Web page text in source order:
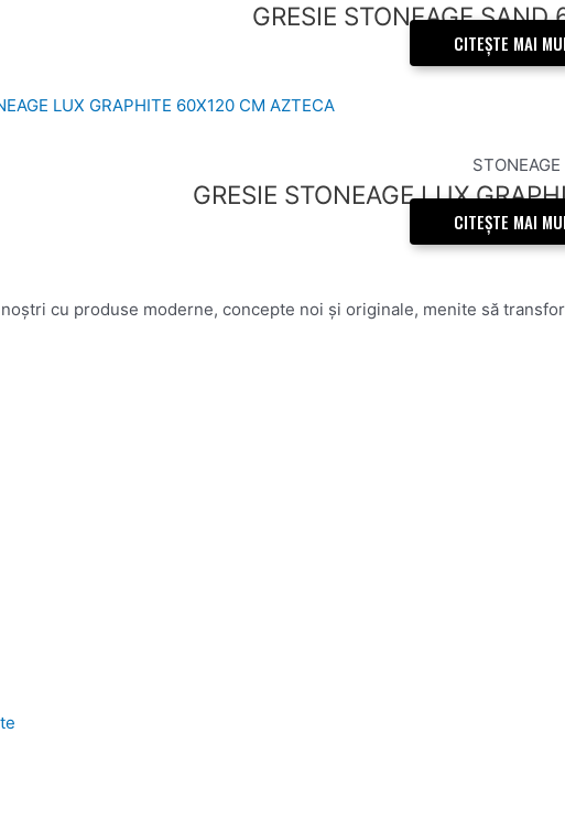
GRESIE STONEAGE
CITEȘTE MAI
STONEAGE
GRESIE STONEAGE LUX
CITEȘTE MAI
cu produse moderne, concepte noi și originale, menite să